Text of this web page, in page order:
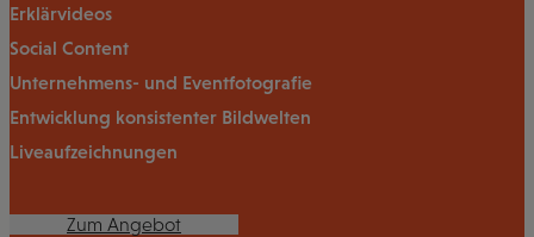
Erklärvideos
Social Content
Unternehmens- und Eventfotografie
Entwicklung konsistenter Bildwelten
Liveaufzeichnungen
Zum Angebot